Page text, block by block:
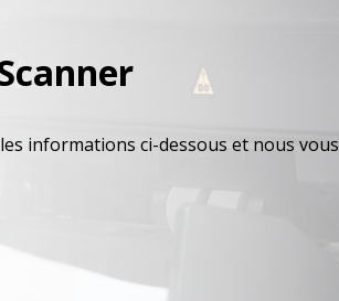
informations ci-dessous et nous vous